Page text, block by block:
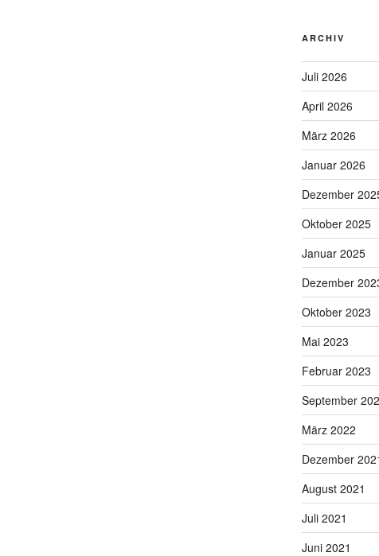
ARCHIV
Juli 2026
April 2026
März 2026
Januar 2026
Dezember
Oktober 2025
Januar 2025
Dezember
Oktober 2023
Mai 2023
Februar 2023
September
März 2022
Dezember
August 2021
Juli 2021
Juni 2021